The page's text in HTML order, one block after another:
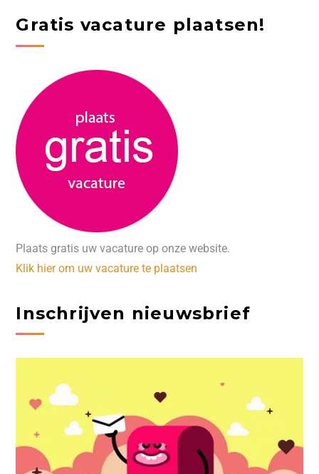
Gratis vacature plaatsen!
Plaats gratis uw vacature op onze website.
Klik hier om uw vacature te plaatsen
Inschrijven nieuwsbrief